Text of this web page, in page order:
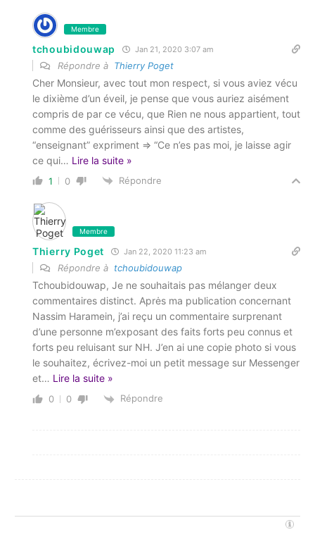
Membre
tchoubidouwap Jan 21, 2020 3:07 am
Répondre à Thierry Poget
Cher Monsieur, avec tout mon respect, si vous aviez vécu
le dixième d’un éveil, je pense que vous auriez aisément
compris de par ce vécu, que Rien ne nous appartient, tout
comme des guérisseurs ainsi que des artistes,
“enseignant” expriment => “Ce n’es pas moi, je laisse agir
ce qui… Lire la suite »
1 0 Répondre
Membre
Thierry Poget Jan 22, 2020 11:23 am
Répondre à tchoubidouwap
Tchoubidouwap, Je ne souhaitais pas mélanger deux
commentaires distinct. Aprės ma publication concernant
Nassim Haramein, j’ai reçu un commentaire surprenant
d’une personne m’exposant des faits forts peu connus et
forts peu reluisant sur NH. J’en ai une copie photo si vous
le souhaitez, écrivez-moi un petit message sur Messenger
et… Lire la suite »
0 0 Répondre